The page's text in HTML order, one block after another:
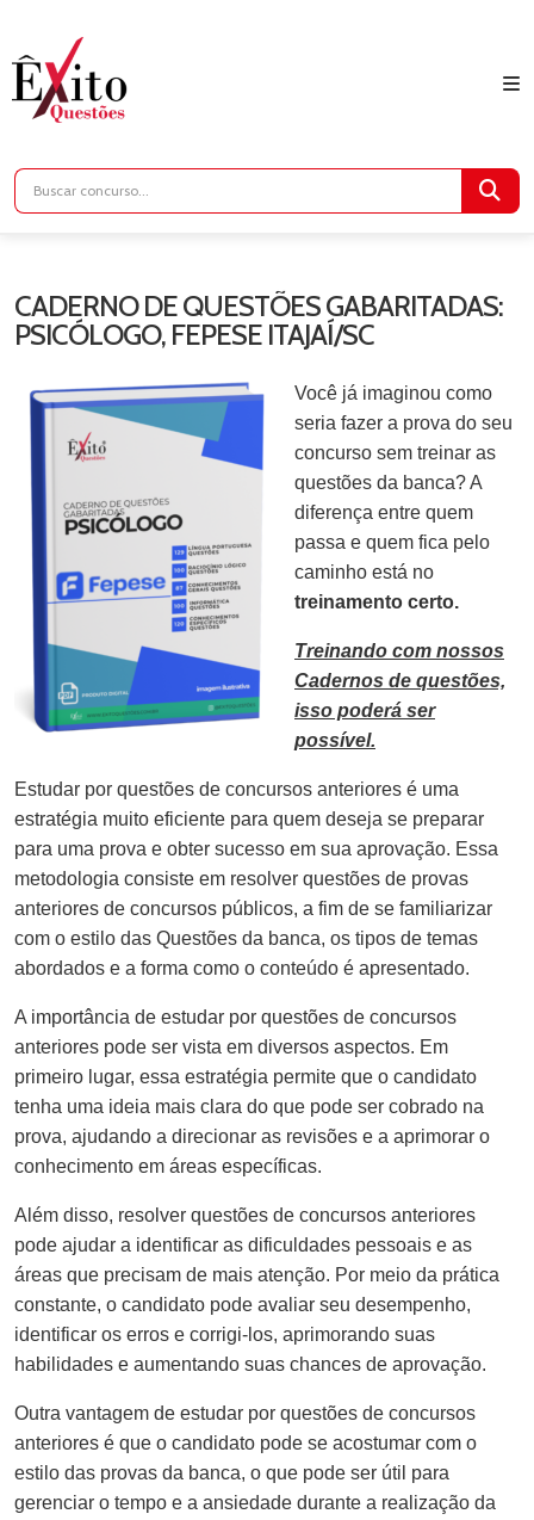
CADERNO DE QUESTÕES GABARITADAS:
PSICÓLOGO, FEPESE ITAJAÍ/SC
Você já imaginou como
seria fazer a prova do seu
concurso sem treinar as
questões da banca? A
diferença entre quem
passa e quem fica pelo
caminho está no
treinamento certo.
Treinando com nossos
Cadernos de questões,
isso poderá ser
possível.
Estudar por questões de concursos anteriores é uma
estratégia muito eficiente para quem deseja se preparar
para uma prova e obter sucesso em sua aprovação. Essa
metodologia consiste em resolver questões de provas
anteriores de concursos públicos, a fim de se familiarizar
com o estilo das Questões da banca, os tipos de temas
abordados e a forma como o conteúdo é apresentado.
A importância de estudar por questões de concursos
anteriores pode ser vista em diversos aspectos. Em
primeiro lugar, essa estratégia permite que o candidato
tenha uma ideia mais clara do que pode ser cobrado na
prova, ajudando a direcionar as revisões e a aprimorar o
conhecimento em áreas específicas.
Além disso, resolver questões de concursos anteriores
pode ajudar a identificar as dificuldades pessoais e as
áreas que precisam de mais atenção. Por meio da prática
constante, o candidato pode avaliar seu desempenho,
identificar os erros e corrigi-los, aprimorando suas
habilidades e aumentando suas chances de aprovação.
Outra vantagem de estudar por questões de concursos
anteriores é que o candidato pode se acostumar com o
estilo das provas da banca, o que pode ser útil para
gerenciar o tempo e a ansiedade durante a realização da